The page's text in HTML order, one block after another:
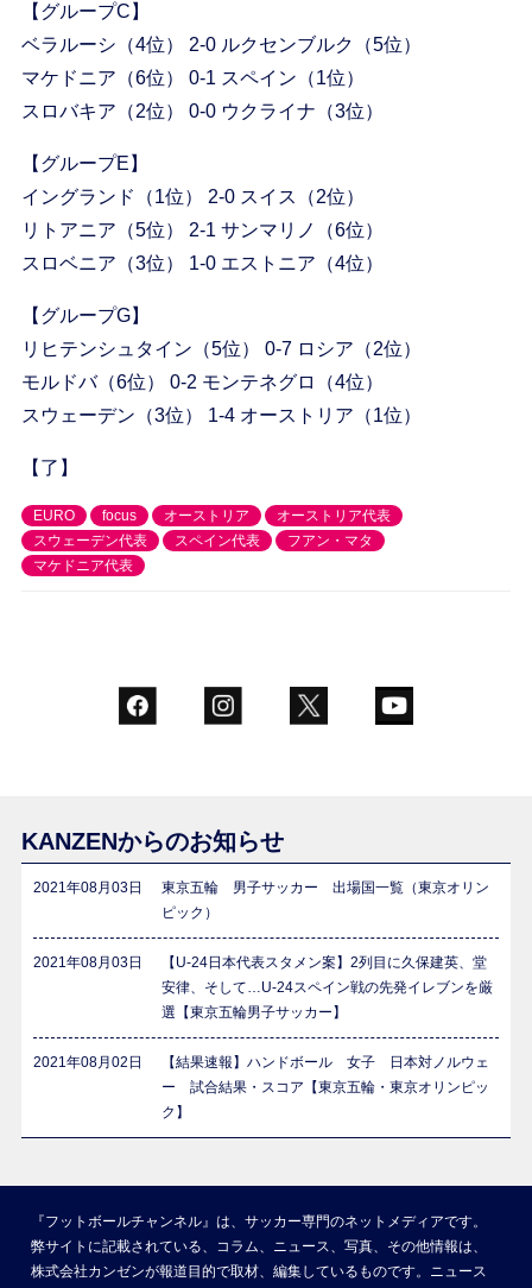
【グループC】
ベラルーシ（4位） 2-0 ルクセンブルク（5位）
マケドニア（6位） 0-1 スペイン（1位）
スロバキア（2位） 0-0 ウクライナ（3位）
【グループE】
イングランド（1位） 2-0 スイス（2位）
リトアニア（5位） 2-1 サンマリノ（6位）
スロベニア（3位） 1-0 エストニア（4位）
【グループG】
リヒテンシュタイン（5位） 0-7 ロシア（2位）
モルドバ（6位） 0-2 モンテネグロ（4位）
スウェーデン（3位） 1-4 オーストリア（1位）
【了】
EURO focus オーストリア
オーストリア代表
スウェーデン代表
スペイン代表
フアン・マタ
マケドニア代表
KANZENからのお知らせ
2021年08月03日
東京五輪 男子サッカー 出場国一覧（東京オリン
ピック）
2021年08月03日
【U-24日本代表スタメン案】2列目に久保建英、堂
安律、そして…U-24スペイン戦の先発イレブンを厳
選【東京五輪男子サッカー】
2021年08月02日
【結果速報】ハンドボール 女子 日本対ノルウェ
ー 試合結果・スコア【東京五輪・東京オリンピッ
ク】
『フットボールチャンネル』は、サッカー専門のネットメディアです。
弊サイトに記載されている、コラム、ニュース、写真、その他情報は、
株式会社カンゼンが報道目的で取材、編集しているものです。ニュース